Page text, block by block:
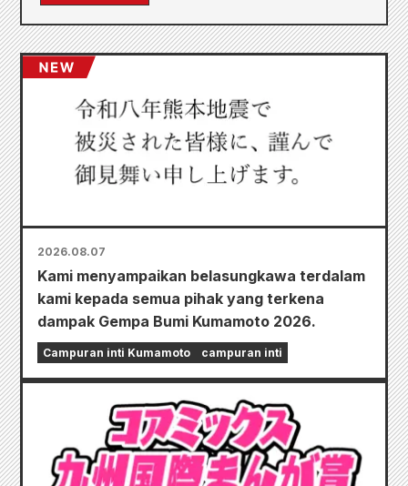
2026.08.07
Kami menyampaikan belasungkawa terdalam
kami kepada semua pihak yang terkena
dampak Gempa Bumi Kumamoto 2026.
Campuran inti Kumamoto campuran inti